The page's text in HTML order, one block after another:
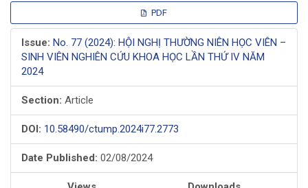
Sidebar
PDF
Issue: No. 77 (2024): HỘI NGHỊ THƯỜNG NIÊN HỌC VIÊN –
SINH VIÊN NGHIÊN CỨU KHOA HỌC LẦN THỨ IV NĂM
2024
Section: Article
DOI: 10.58490/ctump.2024i77.2773
Date Published: 02/08/2024